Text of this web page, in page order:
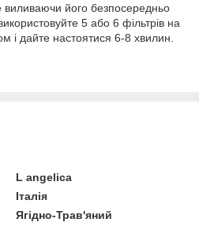
його безпосередньо
5 або 6 фільтрів на
і дайте настоятися 6-8 хвилин.
L angelica
Італія
Ягідно-Трав'яний